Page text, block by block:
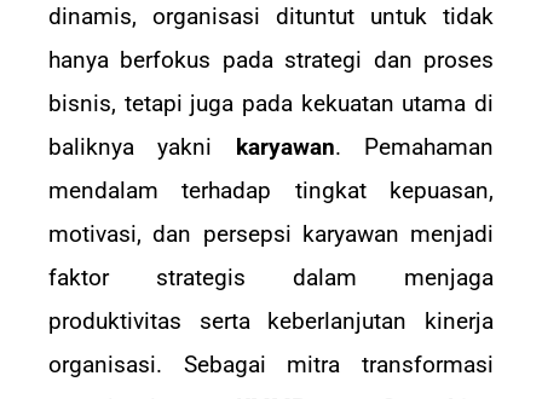
dinamis, organisasi dituntut untuk tidak
hanya berfokus pada strategi dan proses
bisnis, tetapi juga pada kekuatan utama di
baliknya yakni karyawan. Pemahaman
mendalam terhadap tingkat kepuasan,
motivasi, dan persepsi karyawan menjadi
faktor strategis dalam menjaga
produktivitas serta keberlanjutan kinerja
organisasi. Sebagai mitra transformasi